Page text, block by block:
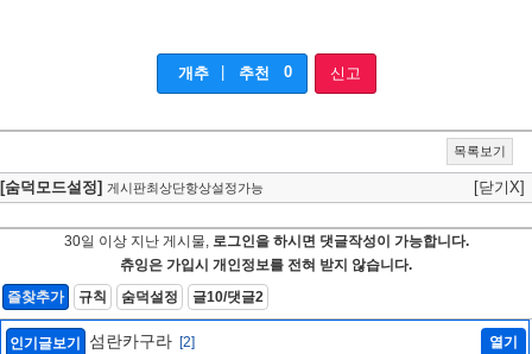
개추 추천 0 신고
목록보기
[숨덕모드설정] 게시판최상단항상설정가능 [닫기X]
30일 이상 지난 게시물, 로그인을 하시면 댓글작성이 가능합니다.
츄잉은 가입시 개인정보를 전혀 받지 않습니다.
즐찾추가
규칙 숨덕설정 글10/댓글2
인기글보기 섬란카구라 [2] 열기